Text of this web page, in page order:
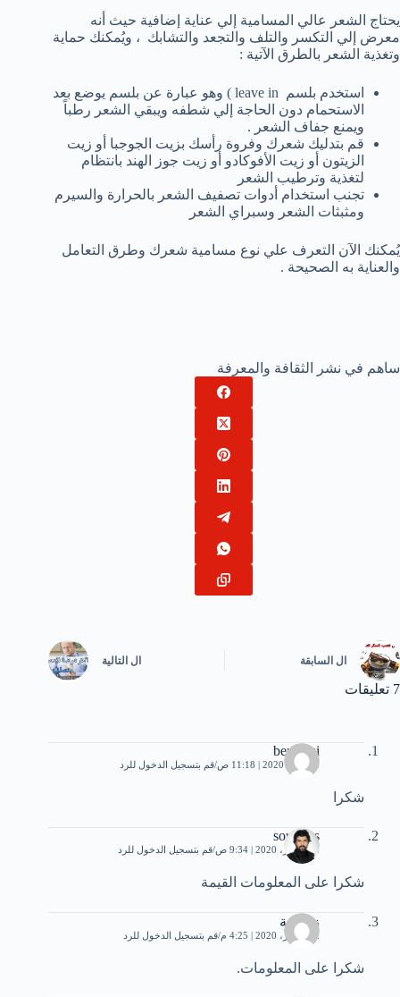
يحتاج الشعر عالي المسامية إلي عناية إضافية حيث أنه
معرض إلي التكسر والتلف والتجعد والتشابك ، ويُمكنك حماية
وتغذية الشعر بالطرق الآتية :
استخدم بلسم leave in ) وهو عبارة عن بلسم يوضع بعد
الاستحمام دون الحاجة إلي شطفه ويبقي الشعر رطباً
ويمنع جفاف الشعر .
قم بتدليك شعرك وفروة رأسك بزيت الجوجبا أو زيت
الزيتون أو زيت الأفوكادو أو زيت جوز الهند بانتظام
لتغذية وترطيب الشعر
تجنب استخدام أدوات تصفيف الشعر بالحرارة والسيرم
ومثبثات الشعر وسبراي الشعر
يُمكنك الآن التعرف علي نوع مسامية شعرك وطرق التعامل
والعناية به الصحيحة .
ساهم في نشر الثقافة والمعرفة
ال السابقة ال التالية
7 تعليقات
ben azzi
15 يناير، 2020 | 11:18 ص قم بتسجيل الدخول للرد
شكرا
soundos
18 فبراير، 2020 | 9:34 ص قم بتسجيل الدخول للرد
شكرا على المعلومات القيمة
زوليخة
22 فبراير، 2020 | 4:25 م قم بتسجيل الدخول للرد
شكرا على المعلومات.